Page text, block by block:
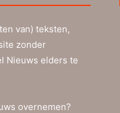
van) teksten,
zonder
Nieuws elders te
overnemen?